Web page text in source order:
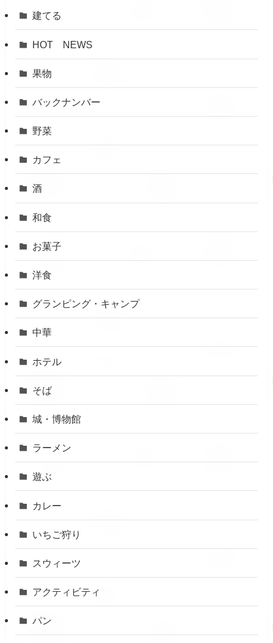
建てる
HOT NEWS
果物
バックナンバー
野菜
カフェ
酒
和食
お菓子
洋食
グランピング・キャンプ
中華
ホテル
そば
城・博物館
ラーメン
遊ぶ
カレー
いちご狩り
スウィーツ
アクティビティ
パン